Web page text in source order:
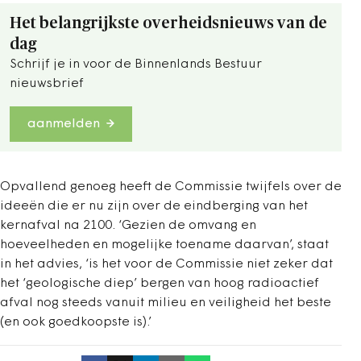
Het belangrijkste overheidsnieuws van de
dag
Schrijf je in voor de Binnenlands Bestuur
nieuwsbrief
aanmelden
Opvallend genoeg heeft de Commissie twijfels over de
ideeën die er nu zijn over de eindberging van het
kernafval na 2100. ‘Gezien de omvang en
hoeveelheden en mogelijke toename daarvan’, staat
in het advies, ‘is het voor de Commissie niet zeker dat
het ‘geologische diep’ bergen van hoog radioactief
afval nog steeds vanuit milieu en veiligheid het beste
(en ook goedkoopste is).’